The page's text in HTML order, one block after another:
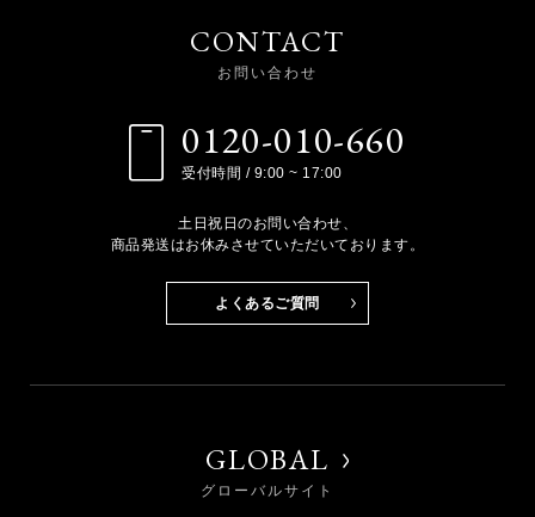
CONTACT
お問い合わせ
0120-010-660
受付時間 / 9:00 ~ 17:00
土日祝日のお問い合わせ、
商品発送はお休みさせていただいております。
よくあるご質問
GLOBAL
グローバルサイト